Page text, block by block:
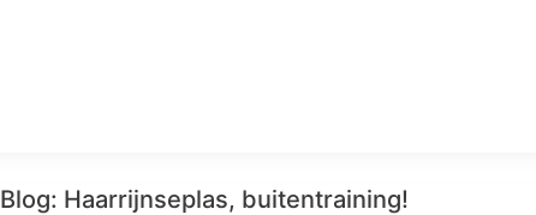
Blog: Haarrijnseplas, buitentraining!